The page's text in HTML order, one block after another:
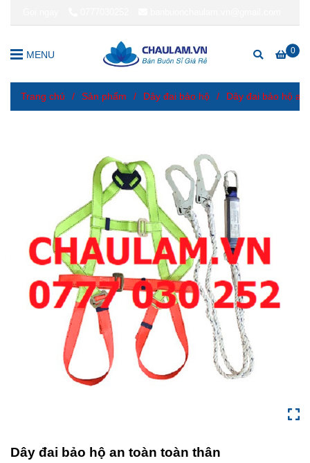
0
MENU
Trang chủ / Sản phẩm / Dây đai bảo hộ / Dây đai bảo hộ
Dây đai bảo hộ an toàn toàn thân